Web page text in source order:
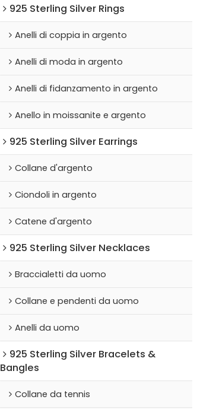
925 Sterling Silver Rings
Anelli di coppia in argento
Anelli di moda in argento
Anelli di fidanzamento in argento
Anello in moissanite e argento
925 Sterling Silver Earrings
Collane d'argento
Ciondoli in argento
Catene d'argento
925 Sterling Silver Necklaces
Braccialetti da uomo
Collane e pendenti da uomo
Anelli da uomo
925 Sterling Silver Bracelets &
Bangles
Collane da tennis